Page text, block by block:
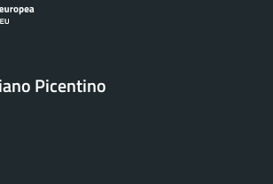
Picentino